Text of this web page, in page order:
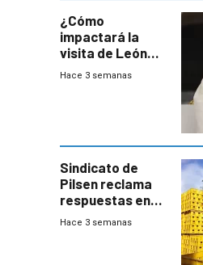
¿Cómo
impactará la
visita de León
XIV a Uruguay?
Hace 3 semanas
Sindicato de
Pilsen reclama
respuestas en
medio de
Hace 3 semanas